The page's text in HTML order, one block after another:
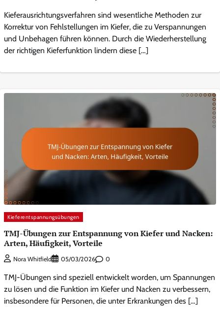
Kieferausrichtungsverfahren sind wesentliche Methoden zur
Korrektur von Fehlstellungen im Kiefer, die zu Verspannungen
und Unbehagen führen können. Durch die Wiederherstellung
der richtigen Kieferfunktion lindern diese […]
Kieferentspannungsübungen
TMJ-Übungen zur Entspannung von Kiefer und Nacken:
Arten, Häufigkeit, Vorteile
Nora Whitfield 05/03/2026 0
TMJ-Übungen sind speziell entwickelt worden, um Spannungen
zu lösen und die Funktion im Kiefer und Nacken zu verbessern,
insbesondere für Personen, die unter Erkrankungen des […]